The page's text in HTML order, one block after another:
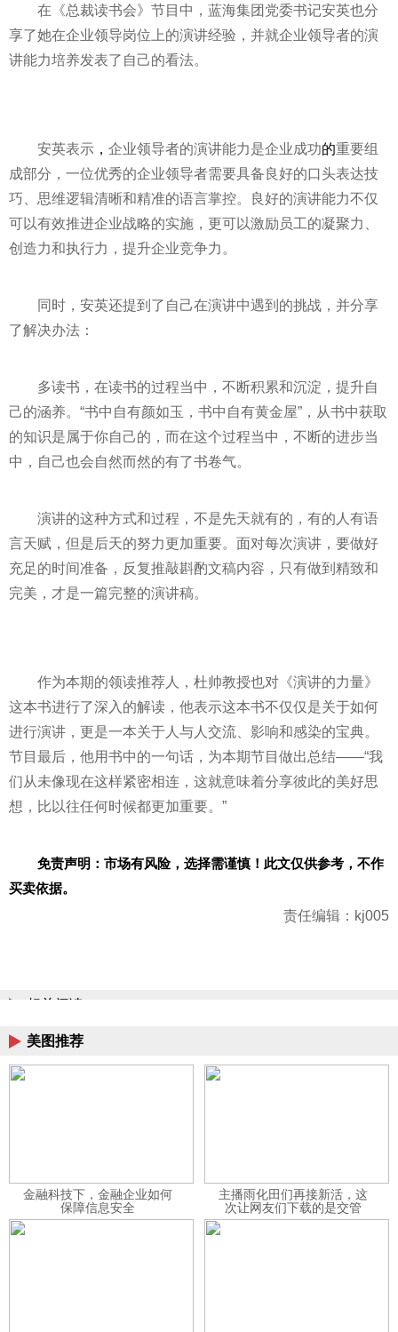
在《总裁读书会》节目中，蓝海集团党委书记安英也分
享了她在企业领导岗位上的演讲经验，并就企业领导者的演
讲能力培养发表了自己的看法。
安英表示 ， 企业领导者的演讲能力是企业成功的重要组
成部分，一位优秀的企业领导者需要具备良好的口头表达技
巧、思维逻辑清晰和精准的语言掌控。良好的演讲能力不仅
可以有效推进企业战略的实施，更可以激励员工的凝聚力、
创造力和执行力，提升企业竞争力。
同时，安英还提到了自己在演讲中遇到的挑战，并分享
了解决办法：
多读书，在读书的过程当中，不断积累和沉淀，提升自
己的涵养。“书中自有颜如玉，书中自有黄金屋”，从书中获取
的知识是属于你自己的，而在这个过程当中，不断的进步当
中，自己也会自然而然的有了书卷气。
演讲的这种方式和过程，不是先天就有的，有的人有语
言天赋，但是后天的努力更加重要。面对每次演讲，要做好
充足的时间准备，反复推敲斟酌文稿内容，只有做到精致和
完美，才是一篇完整的演讲稿。
作为本期的领读推荐人，杜帅教授也对《演讲的力量》
这本书进行了深入的解读，他表示这本书不仅仅是关于如何
进行演讲，更是一本关于人与人交流、影响和感染的宝典。
节目最后，他用书中的一句话，为本期节目做出总结——“我
们从未像现在这样紧密相连，这就意味着分享彼此的美好思
想，比以往任何时候都更加重要。”
免责声明：市场有风险，选择需谨慎！此文仅供参考，不作
买卖依据。
责任编辑：kj005
相关阅读
美图推荐
金融科技下，金融企业如何
保障信息安全
主播雨化田们再接新活，这
次让网友们下载的是交管
12123APP